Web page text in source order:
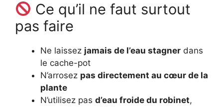
Ce qu’il ne faut surtout
pas faire
Ne laissez jamais de l’eau stagner dans
le cache-pot
N’arrosez pas directement au cœur de la
plante
N’utilisez pas d’eau froide du robinet,